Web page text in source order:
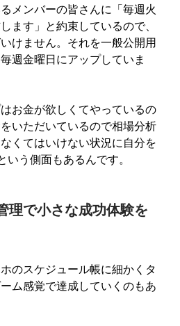
メンバーの皆さんに「毎週火
ます」と約束しているので、
けません。それを一般公開用
週金曜日にアップしていま
お金が欲しくてやっているの
いただいているので相場分析
くてはいけない状況に自分を
いう側面もあるんです。
理で小さな成功体験を
のスケジュール帳に細かくタ
ム感覚で達成していくのもあ